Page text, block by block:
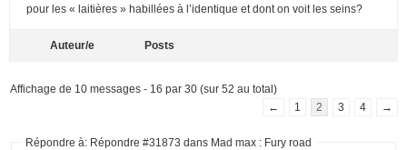
pour les « laitières » habillées à l’identique et dont on voit les seins?
Auteur/e Posts
Affichage de 10 messages - 16 par 30 (sur 52 au total)
←
1 2 3 4 →
Répondre à: Répondre #31873 dans Mad max : Fury road